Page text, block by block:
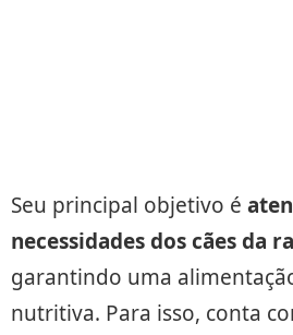
Seu principal objetivo é
necessidades dos cães da
garantindo uma
nutritiva. Para isso, conta